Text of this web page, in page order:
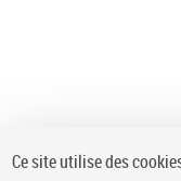
Ce site utilise des